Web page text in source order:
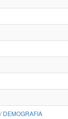
DEMOGRAFIA